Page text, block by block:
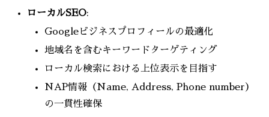
ローカルSEO:
Googleビジネスプロフィールの最適化
地域名を含むキーワードターゲティング
ローカル検索における上位表示を目指す
NAP情報（Name, Address, Phone number）
の一貫性確保